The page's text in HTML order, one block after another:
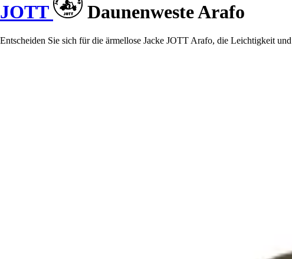
JOTT Daunenweste Arafo
Entscheiden Sie sich für die ärmellose Jacke JOTT Arafo, die Leichtigkeit